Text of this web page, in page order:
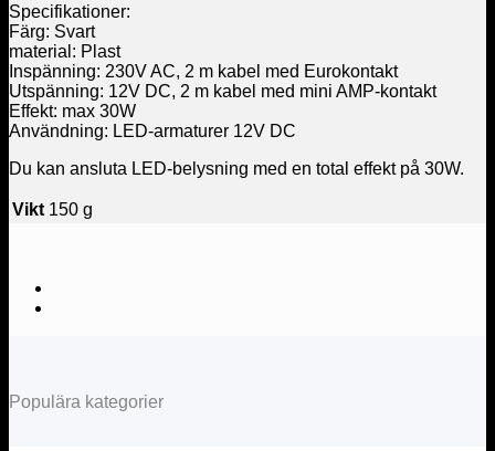
Specifikationer:
Färg: Svart
material: Plast
Inspänning: 230V AC, 2 m kabel med Eurokontakt
Utspänning: 12V DC, 2 m kabel med mini AMP-kontakt
Effekt: max 30W
Användning: LED-armaturer 12V DC
Du kan ansluta LED-belysning med en total effekt på 30W.
Vikt 150 g
Populära kategorier